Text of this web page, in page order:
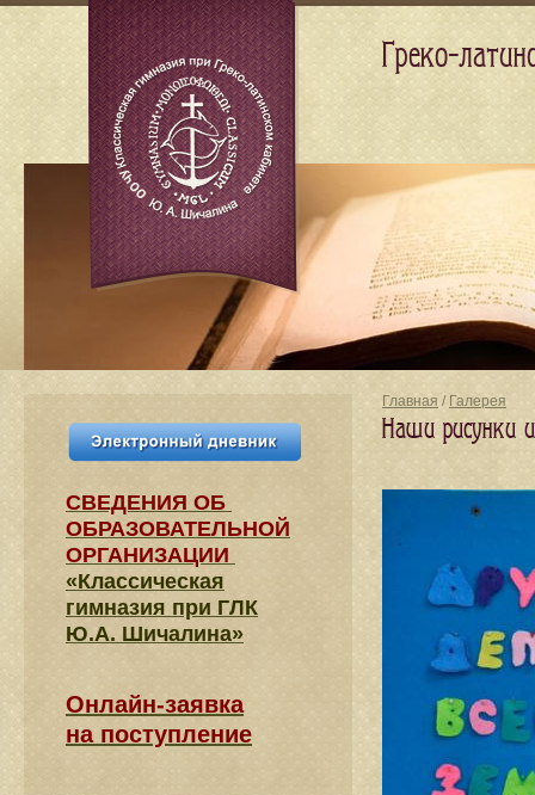
Главная / Галерея
Наши рисунки
СВЕДЕНИЯ​ ОБ
ОБРАЗОВАТЕЛЬНОЙ
ОРГАНИЗАЦИИ
«Классическая
гимназия при ГЛК
Ю.А. Шичалина»
Онлайн-заявка
на поступление
Греко-